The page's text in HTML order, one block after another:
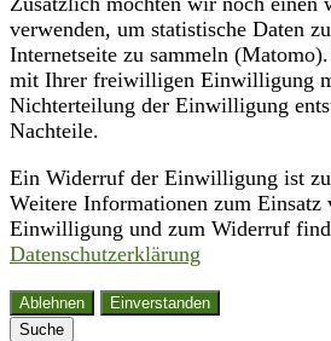
verwenden, um statistische Daten
Internetseite zu sammeln
mit Ihrer freiwilligen Einwilligung
Nichterteilung der Einwilligung
Nachteile.
Ein Widerruf der Einwilligung ist
Weitere Informationen zum Einsatz
Einwilligung und zum Widerruf
Datenschutzerklärung
Ablehnen
Einverstanden
Suche